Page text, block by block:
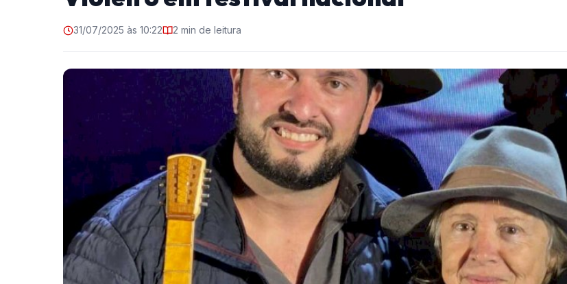
31/07/2025 às 10:22 2 min de leitura